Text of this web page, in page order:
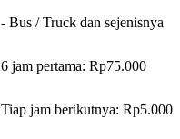
- Bus / Truck dan sejenisnya
6 jam pertama: Rp75.000
Tiap jam berikutnya: Rp5.000